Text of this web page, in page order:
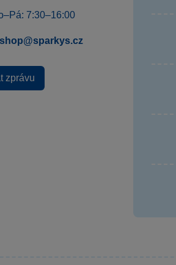
7:30–16:00
zprávu